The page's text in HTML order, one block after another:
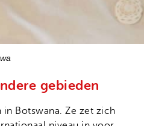
gebieden
Botswana. Ze zet zich